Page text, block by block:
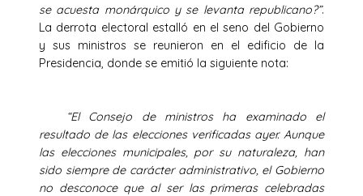
se acuesta monárquico y se levanta republicano?”.
La derrota electoral estalló en el seno del Gobierno
y sus ministros se reunieron en el edificio de la
Presidencia, donde se emitió la siguiente nota:
“El Consejo de ministros ha examinado el
resultado de las elecciones verificadas ayer. Aunque
las elecciones municipales, por su naturaleza, han
sido siempre de carácter administrativo, el Gobierno
no desconoce que al ser las primeras celebradas